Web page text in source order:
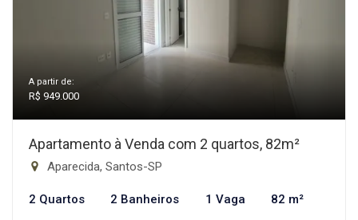
A partir de:
R$ 949.000
Apartamento à Venda com 2 quartos, 82m²
Aparecida, Santos-SP
2 Quartos 2 Banheiros 1 Vaga 82 m²